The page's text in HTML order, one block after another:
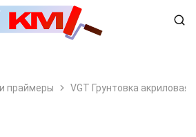
(495) 798-99-78
праймеры VGT Грунтовка